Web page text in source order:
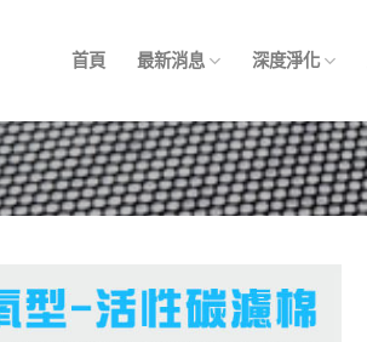
首頁 最新消息 深度淨化